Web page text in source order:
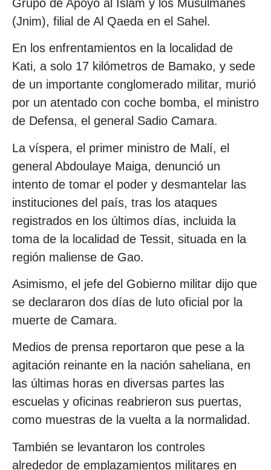
Grupo de Apoyo al Islam y los Musulmanes
(Jnim), filial de Al Qaeda en el Sahel.
En los enfrentamientos en la localidad de
Kati, a solo 17 kilómetros de Bamako, y sede
de un importante conglomerado militar, murió
por un atentado con coche bomba, el ministro
de Defensa, el general Sadio Camara.
La víspera, el primer ministro de Malí, el
general Abdoulaye Maiga, denunció un
intento de tomar el poder y desmantelar las
instituciones del país, tras los ataques
registrados en los últimos días, incluida la
toma de la localidad de Tessit, situada en la
región maliense de Gao.
Asimismo, el jefe del Gobierno militar dijo que
se declararon dos días de luto oficial por la
muerte de Camara.
Medios de prensa reportaron que pese a la
agitación reinante en la nación saheliana, en
las últimas horas en diversas partes las
escuelas y oficinas reabrieron sus puertas,
como muestras de la vuelta a la normalidad.
También se levantaron los controles
alrededor de emplazamientos militares en